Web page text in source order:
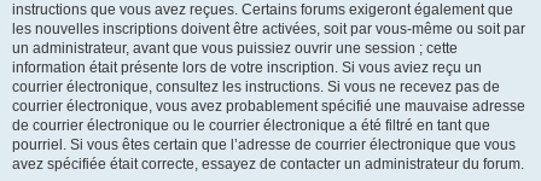
instructions que vous avez reçues. Certains forums exigeront également que
les nouvelles inscriptions doivent être activées, soit par vous-même ou soit par
un administrateur, avant que vous puissiez ouvrir une session ; cette
information était présente lors de votre inscription. Si vous aviez reçu un
courrier électronique, consultez les instructions. Si vous ne recevez pas de
courrier électronique, vous avez probablement spécifié une mauvaise adresse
de courrier électronique ou le courrier électronique a été filtré en tant que
pourriel. Si vous êtes certain que l’adresse de courrier électronique que vous
avez spécifiée était correcte, essayez de contacter un administrateur du forum.